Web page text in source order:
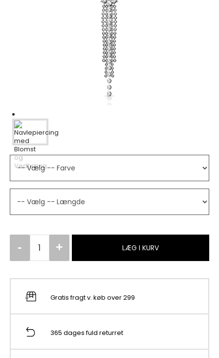
LÆG I KURV
Gratis fragt v. køb over 299
365 dages fuld returret